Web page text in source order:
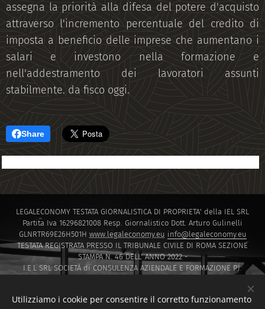
assegna la priorità alla difesa del potere d'acquisto
attraverso l'incremento percentuale del credito di
imposta a beneficio delle imprese che aumentano i
salari e investono nella formazione e
nell'addestramento dei lavoratori assunti
stabilmente. da fisco oggi.
Share
LEGALECONOMY TESTATA GIORNALISTICA DI PROPRIETA' della IEL SRL
Partita Iva 16296821008 Resp. Giornalistico Dott. Arturo Gulinelli
GLNRTR69E26H501H www.legaleconomy.eu info@legaleconomy.eu
TESTATA REGISTRATA PRESSO IL TRIBUNALE CIVILE DI ROMA SEZIONE
STAMPA N. 46 DELL' ANNO 2022 -
I.E.L SRL SOCIETÀ di CONSULENZA AZIENDALE E FORMAZIONE P.I.
I.E.L. SRL SOCIETÀ di Capitali ISCRITTA PRESSO LA CAMERA DI COMMERCIO
Utilizziamo i cookie per consentire il corretto funzionamento